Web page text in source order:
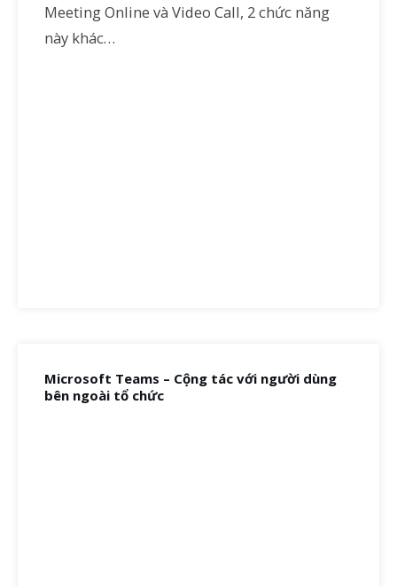
Meeting Online và Video Call, 2 chức năng
này khác…
Microsoft Teams – Cộng tác với người dùng
bên ngoài tổ chức